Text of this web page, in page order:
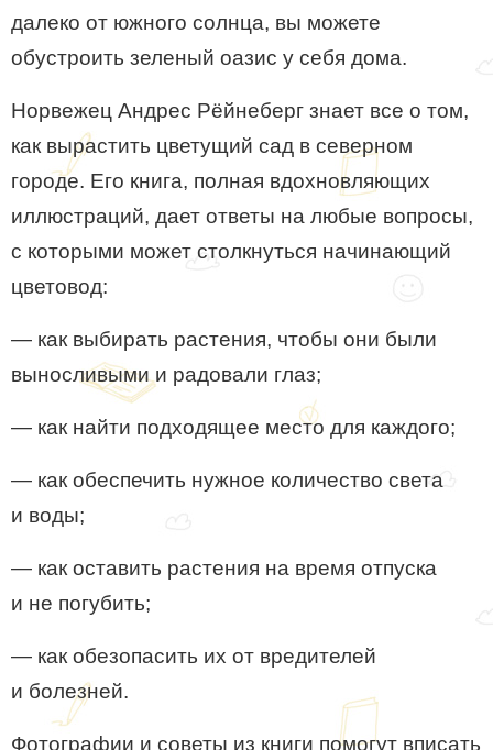
далеко от южного солнца, вы можете
обустроить зеленый оазис у себя дома.
Норвежец Андрес Рёйнеберг знает все о том,
как вырастить цветущий сад в северном
городе. Его книга, полная вдохновляющих
иллюстраций, дает ответы на любые вопросы,
с которыми может столкнуться начинающий
цветовод:
— как выбирать растения, чтобы они были
выносливыми и радовали глаз;
— как найти подходящее место для каждого;
— как обеспечить нужное количество света
и воды;
— как оставить растения на время отпуска
и не погубить;
— как обезопасить их от вредителей
и болезней.
Фотографии и советы из книги помогут вписать